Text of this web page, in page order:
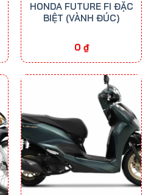
HONDA FUTURE FI ĐẶC
BIỆT (VÀNH ĐÚC)
0 ₫